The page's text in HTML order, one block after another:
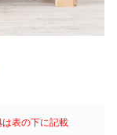
表の下に記載